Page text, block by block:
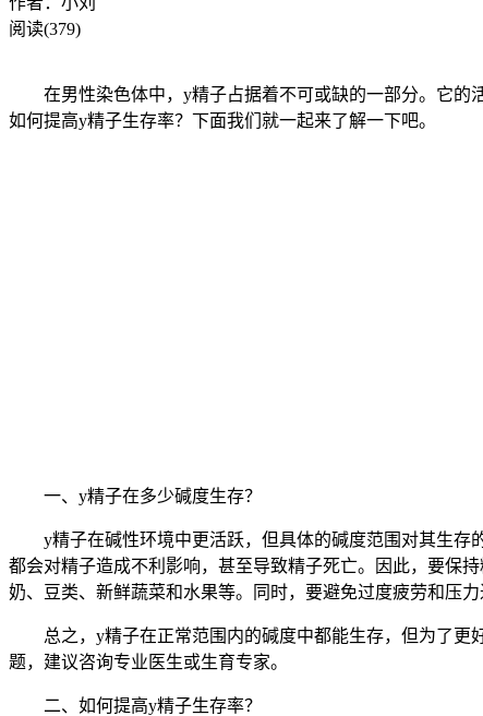
阅读(379)
在男性染色体中，y精子占据着不可或缺的一部分。它的活
如何提高y精子生存率？下面我们就一起来了解一下吧。
一、y精子在多少碱度生存？
y精子在碱性环境中更活跃，但具体的碱度范围对其生存的
都会对精子造成不利影响，甚至导致精子死亡。因此，要保
奶、豆类、新鲜蔬菜和水果等。同时，要避免过度疲劳和压
总之，y精子在正常范围内的碱度中都能生存，但为了更
题，建议咨询专业医生或生育专家。
二、如何提高y精子生存率？